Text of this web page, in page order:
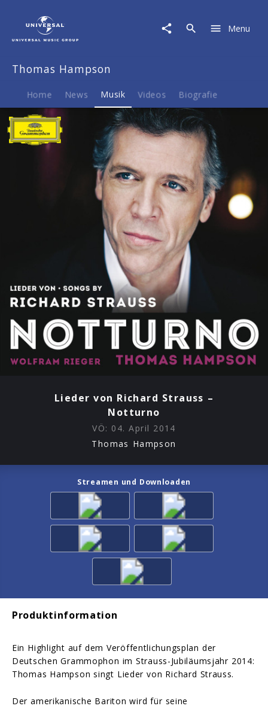
Hampson
Musik
Lieder
Richard
Strauss
Notturno
Menu
Thomas Hampson
Home News Musik Videos Biografie
Lieder von Richard Strauss –
Notturno
VÖ: 04. April 2014
Thomas Hampson
Streamen und Downloaden
Produktinformation
Ein Highlight auf dem Veröffentlichungsplan der
Deutschen Grammophon im Strauss-Jubiläumsjahr 2014:
Thomas Hampson singt Lieder von Richard Strauss.
Der amerikanische Bariton wird für seine